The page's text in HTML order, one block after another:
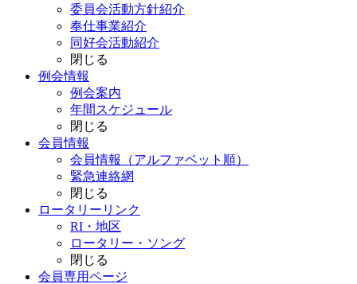
委員会活動方針紹介
奉仕事業紹介
同好会活動紹介
閉じる
例会情報
例会案内
年間スケジュール
閉じる
会員情報
会員情報（アルファベット順）
緊急連絡網
閉じる
ロータリーリンク
RI・地区
ロータリー・ソング
閉じる
会員専用ページ